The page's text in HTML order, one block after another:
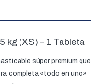
kg (XS) – 1 Tableta
súper premium que
completa «todo en uno»